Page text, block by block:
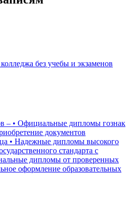
без учебы и экзаменов
– • Официальные дипломы гознак
документов
• Надежные дипломы высокого
стандарта с
дипломы от проверенных
оформление образовательных